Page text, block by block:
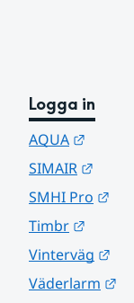
Logga in
AQUA
SIMAIR
SMHI Pro
Timbr
Vinterväg
Väderlarm